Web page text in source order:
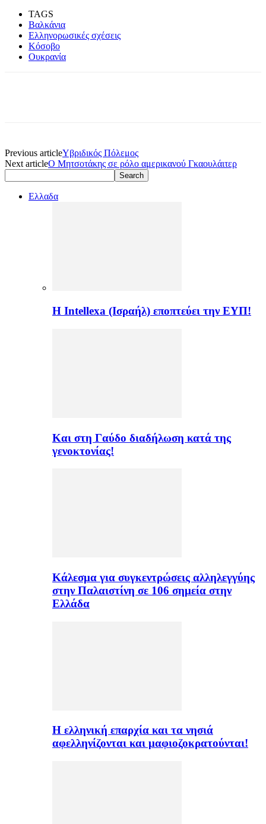
TAGS
Βαλκάνια
Ελληνορωσικές σχέσεις
Κόσοβο
Ουκρανία
Previous articleΥβριδικός Πόλεμος
Next articleΟ Μητσοτάκης σε ρόλο αμερικανού Γκαουλάιτερ
Ελλαδα
Η Intellexa (Ισραήλ) εποπτεύει την ΕΥΠ!
Και στη Γαύδο διαδήλωση κατά της
γενοκτονίας!
Κάλεσμα για συγκεντρώσεις αλληλεγγύης
στην Παλαιστίνη σε 106 σημεία στην
Ελλάδα
H ελληνική επαρχία και τα νησιά
αφελληνίζονται και μαφιοζοκρατούνται!